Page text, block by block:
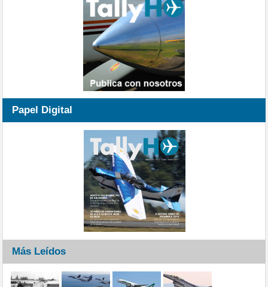
Papel Digital
Más Leídos